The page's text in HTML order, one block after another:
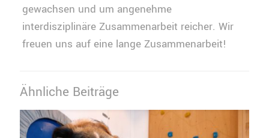
gewachsen und um angenehme
interdisziplinäre Zusammenarbeit reicher. Wir
freuen uns auf eine lange Zusammenarbeit!
Ähnliche Beiträge